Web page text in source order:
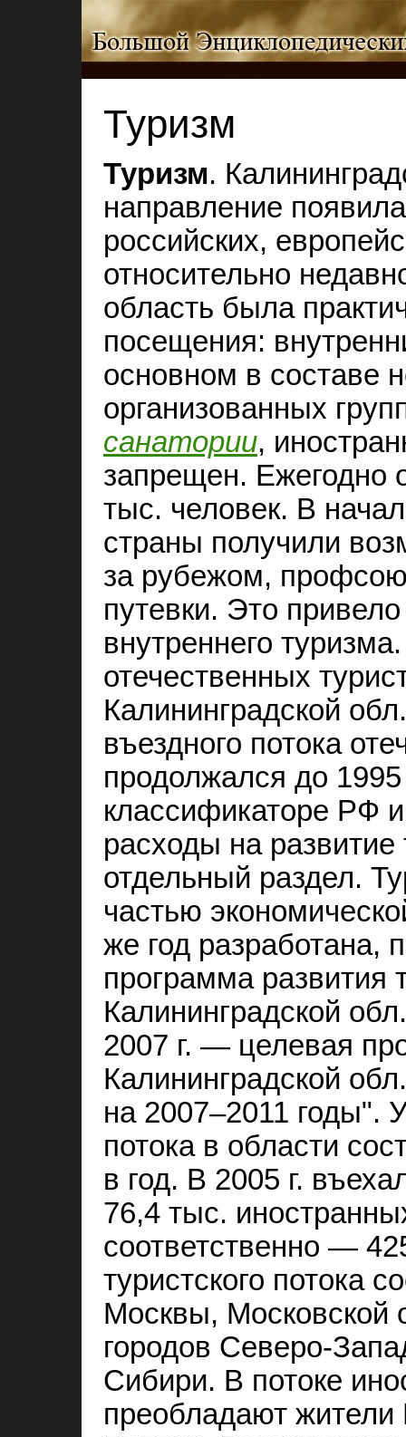
Туризм
Туризм.
направление
российских,
относительно
область была
посещения:
основном в составе
организованных
санатории,
запрещен. Ежегодно
тыс. человек. В
страны получили
за рубежом,
путевки. Это
внутреннего
отечественных
Калининградской
въездного потока
продолжался до
классификаторе РФ
расходы на
отдельный раздел.
частью
же год разработана,
программа развития
Калининградской
2007 г. — целевая
Калининградской
на 2007–2011 годы".
потока в области
в год. В 2005 г.
76,4 тыс.
соответственно —
туристского потока
Москвы, Московской
городов Северо-
Сибири. В потоке
преобладают